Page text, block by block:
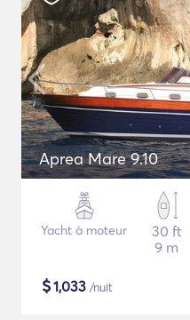
Aprea Mare 9.10
Yacht à moteur
30 ft
9 m
$1,033 /nuit